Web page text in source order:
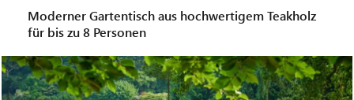
Moderner Gartentisch aus hochwertigem Teakholz
für bis zu 8 Personen